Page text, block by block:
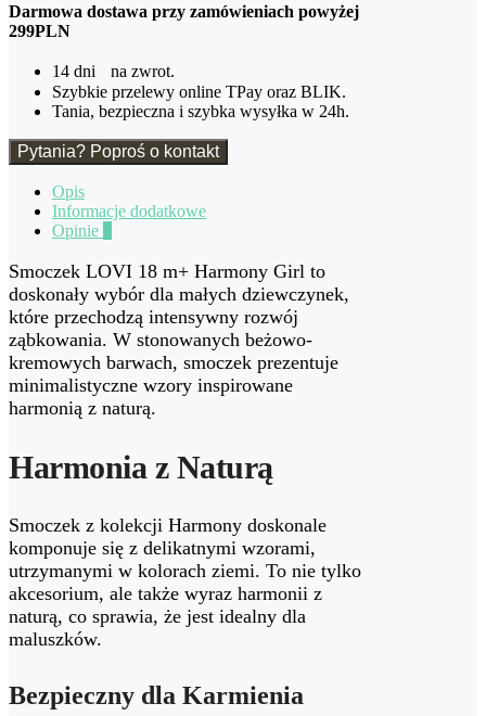
Darmowa dostawa przy zamówieniach powyżej
299PLN
14 dni na zwrot.
Szybkie przelewy online TPay oraz BLIK.
Tania, bezpieczna i szybka wysyłka w 24h.
Pytania? Poproś o kontakt
Opis
Informacje dodatkowe
Opinie
Smoczek LOVI 18 m+ Harmony Girl to
doskonały wybór dla małych dziewczynek,
które przechodzą intensywny rozwój
ząbkowania. W stonowanych beżowo-
kremowych barwach, smoczek prezentuje
minimalistyczne wzory inspirowane
harmonią z naturą.
Harmonia z Naturą
Smoczek z kolekcji Harmony doskonale
komponuje się z delikatnymi wzorami,
utrzymanymi w kolorach ziemi. To nie tylko
akcesorium, ale także wyraz harmonii z
naturą, co sprawia, że jest idealny dla
maluszków.
Bezpieczny dla Karmienia